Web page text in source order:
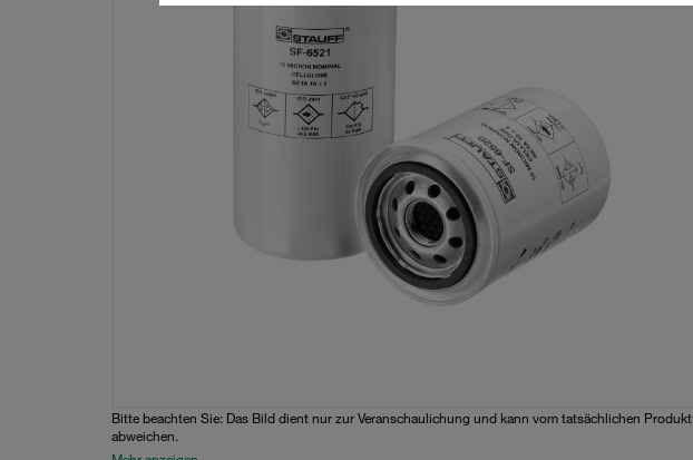
Bitte beachten Sie: Das Bild dient nur zur Veranschaulichung und kann vom tatsächlichen Produkt
abweichen.